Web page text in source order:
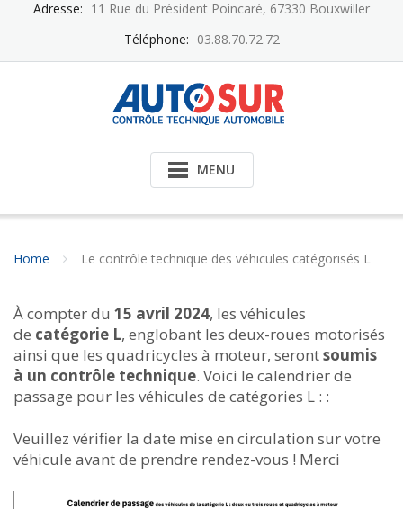
Adresse: 11 Rue du Président Poincaré, 67330 Bouxwiller
Téléphone: 03.88.70.72.72
MENU
Home Le contrôle technique des véhicules catégorisés L
À compter du 15 avril 2024, les véhicules
de catégorie L, englobant les deux-roues motorisés
ainsi que les quadricycles à moteur, serontsoumis
à un contrôle technique. Voici le calendrier de
passage pour les véhicules de catégories L : :
Veuillez vérifier la date mise en circulation sur votre
véhicule avant de prendre rendez-vous ! Merci